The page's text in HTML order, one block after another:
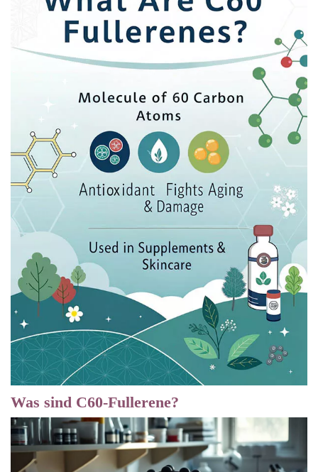
Was sind C60-Fullerene?